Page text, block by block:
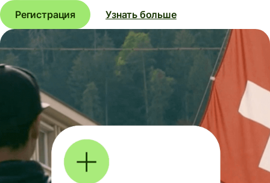
Регистрация
Узнать больше